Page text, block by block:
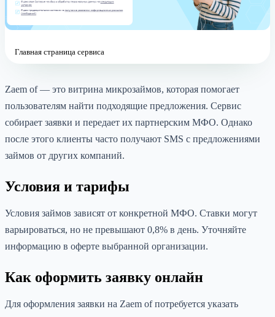
Главная страница сервиса
Zaem of — это витрина микрозаймов, которая помогает
пользователям найти подходящие предложения. Сервис
собирает заявки и передает их партнерским МФО. Однако
после этого клиенты часто получают SMS с предложениями
займов от других компаний.
Условия и тарифы
Условия займов зависят от конкретной МФО. Ставки могут
варьироваться, но не превышают 0,8% в день. Уточняйте
информацию в оферте выбранной организации.
Как оформить заявку онлайн
Для оформления заявки на Zaem of потребуется указать